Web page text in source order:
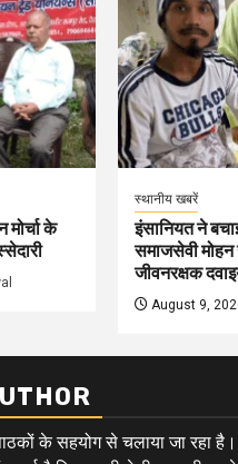
के
स्थानीय खबरें
इंसानियत ने
समाजसेवी
जीवनरक्षक
August 9,
पाठकों के सहयोग से चलाया जा रहा